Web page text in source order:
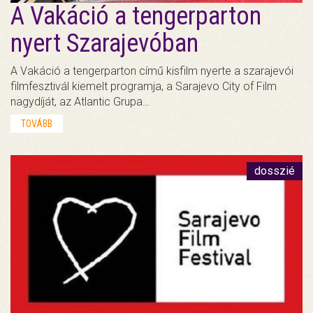
A Vakáció a tengerparton
nyert Szarajevóban
A Vakáció a tengerparton című kisfilm nyerte a szarajevói
filmfesztivál kiemelt programja, a Sarajevo City of Film
nagydíját, az Atlantic Grupa…
TOVÁBB
dosszié